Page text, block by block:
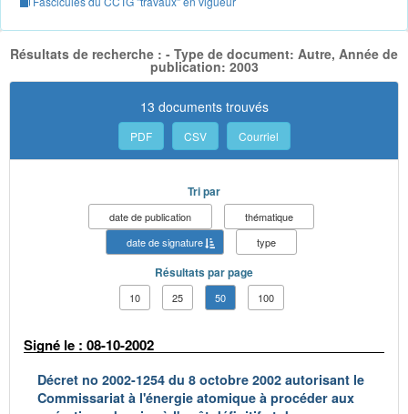
Résultats de recherche : - Type de document: Autre, Année de
publication: 2003
13 documents trouvés
PDF CSV Courriel
Tri par
date de publication
thématique
date de signature
type
Résultats par page
10 25 50 100
Signé le : 08-10-2002
Décret no 2002-1254 du 8 octobre 2002 autorisant le
Commissariat à l'énergie atomique à procéder aux